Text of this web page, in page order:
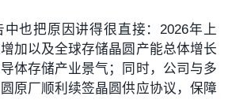
也把原因讲得很直接：2026年上
加以及全球存储晶圆产能总体增长
体存储产业景气；同时，公司与多
原厂顺利续签晶圆供应协议，保障